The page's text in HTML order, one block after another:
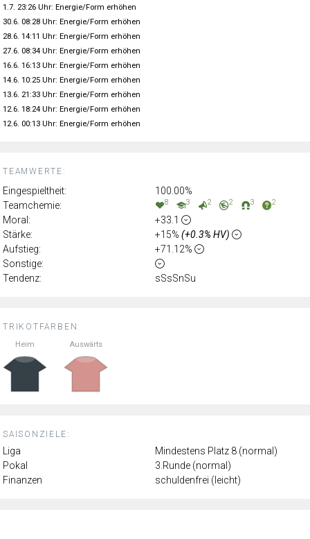
TRIKOTFARBEN:
Heim Auswärts
SAISONZIELE:
Liga
Mindestens Platz 8 (normal)
Pokal
3.Runde (normal)
Finanzen
schuldenfrei (leicht)
TEAMWERTE:
Eingespieltheit:
100.00%
Teamchemie:
8 3 2 2 3 2
Moral:
+33.1
Stärke:
+15% (+0.3% HV)
Aufstieg:
+71.12%
Sonstige:
Tendenz:
sSsSnSu
1.7. 23:26 Uhr: Energie/Form erhöhen
30.6. 08:28 Uhr: Energie/Form erhöhen
28.6. 14:11 Uhr: Energie/Form erhöhen
27.6. 08:34 Uhr: Energie/Form erhöhen
16.6. 16:13 Uhr: Energie/Form erhöhen
14.6. 10:25 Uhr: Energie/Form erhöhen
13.6. 21:33 Uhr: Energie/Form erhöhen
12.6. 18:24 Uhr: Energie/Form erhöhen
12.6. 00:13 Uhr: Energie/Form erhöhen